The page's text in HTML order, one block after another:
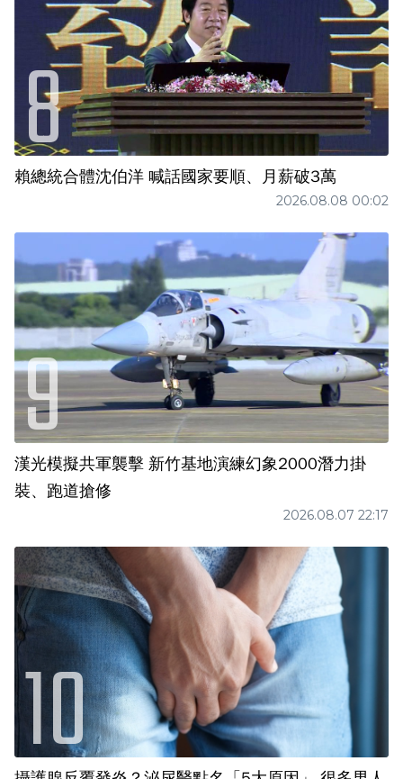
賴總統合體沈伯洋 喊話國家要順、月薪破3萬
2026.08.08 00:02
漢光模擬共軍襲擊 新竹基地演練幻象2000潛力掛
裝、跑道搶修
2026.08.07 22:17